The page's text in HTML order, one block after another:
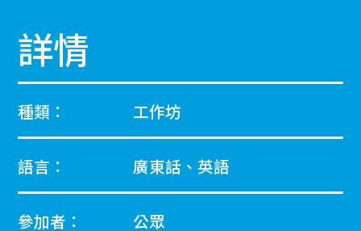
詳情
種類： 工作坊
語言： 廣東話、英語
參加者： 公眾